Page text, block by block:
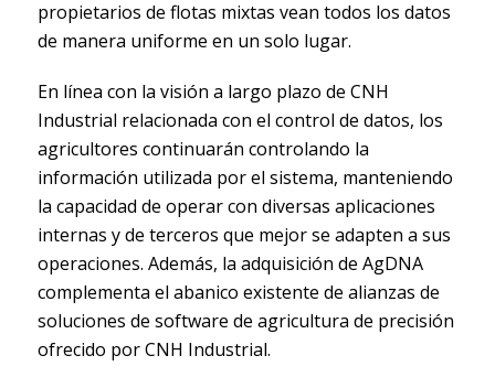
propietarios de flotas mixtas vean todos los datos
de manera uniforme en un solo lugar.
En línea con la visión a largo plazo de CNH
Industrial relacionada con el control de datos, los
agricultores continuarán controlando la
información utilizada por el sistema, manteniendo
la capacidad de operar con diversas aplicaciones
internas y de terceros que mejor se adapten a sus
operaciones. Además, la adquisición de AgDNA
complementa el abanico existente de alianzas de
soluciones de software de agricultura de precisión
ofrecido por CNH Industrial.